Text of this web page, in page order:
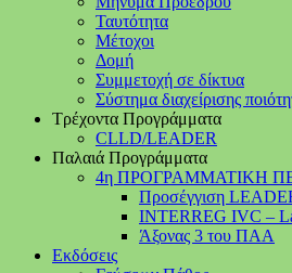
Ταυτότητα
Μέτοχοι
Δομή
Συμμετοχή σε δίκτυα
Σύστημα διαχείρισης
Τρέχοντα Προγράμματα
CLLD/LEADER
Παλαιά Προγράμματα
4η ΠΡΟΓΡΑΜΜΑΤΙΚΗ
Προσέγγιση
INTERREG IVC –
Άξονας 3 του ΠΑΑ
Εκδόσεις